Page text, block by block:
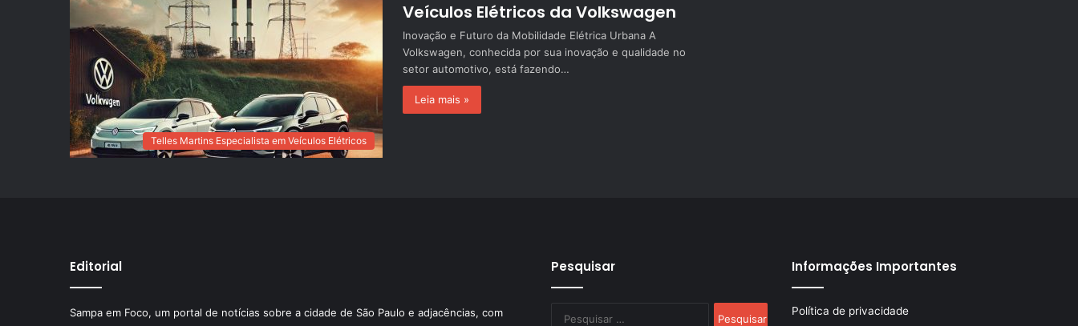
Telles Martins Especialista em Veículos Elétricos
Veículos Elétricos da Volkswagen
Inovação e Futuro da Mobilidade Elétrica Urbana A
Volkswagen, conhecida por sua inovação e qualidade no
setor automotivo, está fazendo…
Leia mais »
Editorial
Sampa em Foco, um portal de notícias sobre a cidade de São Paulo e adjacências, com
Pesquisar Informações Importantes
Política de privacidade